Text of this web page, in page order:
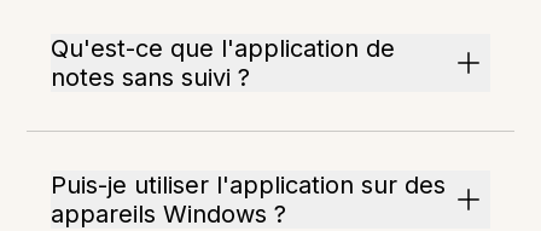
Qu'est-ce que l'application de
notes sans suivi ?
Puis-je utiliser l'application sur des
appareils Windows ?